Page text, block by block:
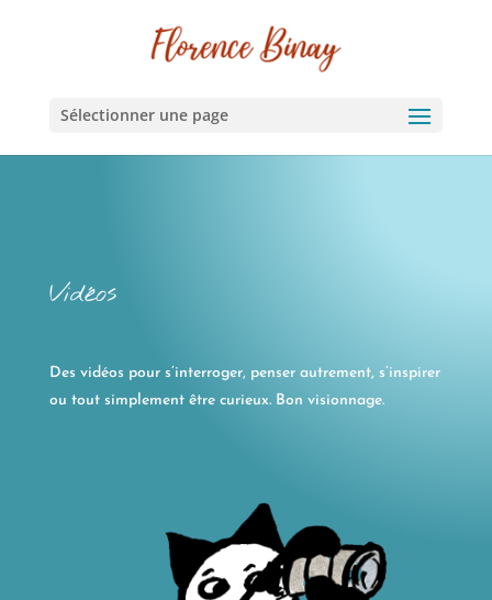
Sélectionner une page
Vidéos
Des vidéos pour s’interroger, penser autrement, s’inspirer
ou tout simplement être curieux. Bon visionnage.